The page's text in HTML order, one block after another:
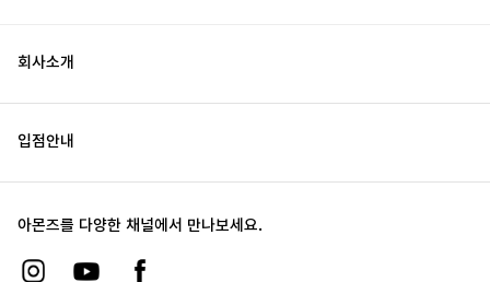
회사소개
입점안내
아몬즈를 다양한 채널에서 만나보세요.